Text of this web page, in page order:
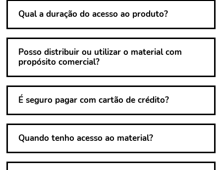
Qual a duração do acesso ao produto?
Posso distribuir ou utilizar o material com
propósito comercial?
É seguro pagar com cartão de crédito?
Quando tenho acesso ao material?